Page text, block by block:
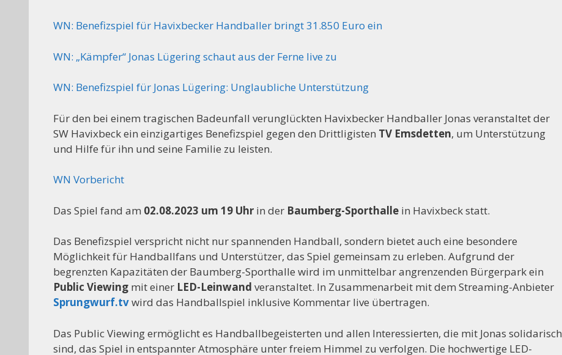
WN: Benefizspiel für Havixbecker Handballer bringt 31.850 Euro ein
WN: „Kämpfer“ Jonas Lügering schaut aus der Ferne live zu
WN: Benefizspiel für Jonas Lügering: Unglaubliche Unterstützung
Für den bei einem tragischen Badeunfall verunglückten Havixbecker Handballer Jonas veranstaltet der
SW Havixbeck ein einzigartiges Benefizspiel gegen den Drittligisten TV Emsdetten, um Unterstützung
und Hilfe für ihn und seine Familie zu leisten.
WN Vorbericht
Das Spiel fand am 02.08.2023 um 19 Uhr in der Baumberg-Sporthalle in Havixbeck statt.
Das Benefizspiel verspricht nicht nur spannenden Handball, sondern bietet auch eine besondere
Möglichkeit für Handballfans und Unterstützer, das Spiel gemeinsam zu erleben. Aufgrund der
begrenzten Kapazitäten der Baumberg-Sporthalle wird im unmittelbar angrenzenden Bürgerpark ein
Public Viewing mit einer LED-Leinwand veranstaltet. In Zusammenarbeit mit dem Streaming-Anbieter
Sprungwurf.tvwird das Handballspiel inklusive Kommentar live übertragen.
Das Public Viewing ermöglicht es Handballbegeisterten und allen Interessierten, die mit Jonas solidarisch
sind, das Spiel in entspannter Atmosphäre unter freiem Himmel zu verfolgen. Die hochwertige LED-